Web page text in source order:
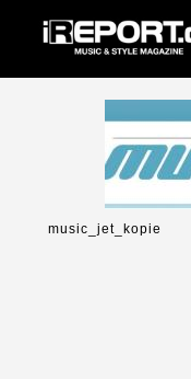
music_jet_kopie